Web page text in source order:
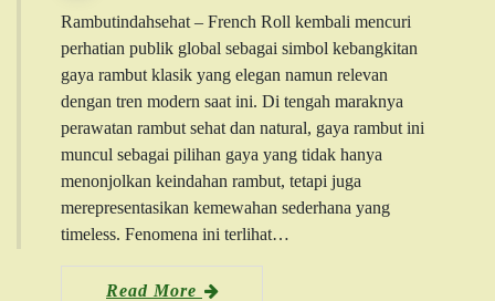
Rambutindahsehat – French Roll kembali mencuri
perhatian publik global sebagai simbol kebangkitan
gaya rambut klasik yang elegan namun relevan
dengan tren modern saat ini. Di tengah maraknya
perawatan rambut sehat dan natural, gaya rambut ini
muncul sebagai pilihan gaya yang tidak hanya
menonjolkan keindahan rambut, tetapi juga
merepresentasikan kemewahan sederhana yang
timeless. Fenomena ini terlihat…
Read More